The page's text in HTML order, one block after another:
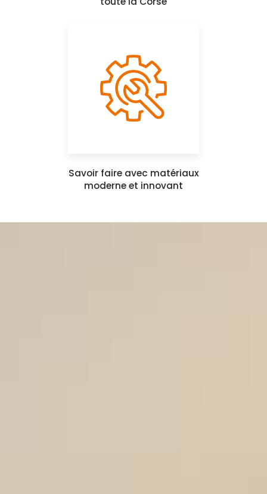
Savoir faire avec matériaux
moderne et innovant